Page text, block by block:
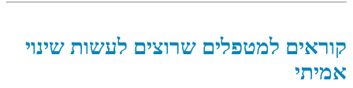
קוראים למטפלים שרוצים לעשות שינוי
אמיתי